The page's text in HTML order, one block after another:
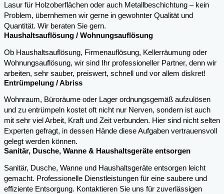
Lasur für Holzoberflächen oder auch Metallbeschichtung – kein
Problem, übernhemen wir gerne in gewohnter Qualität und
Quantität. Wir beraten Sie gern.
Haushaltsauflösung / Wohnungsauflösung
Ob Haushaltsauflösung, Firmenauflösung, Kellerräumung oder
Wohnungsauflösung, wir sind Ihr professioneller Partner, denn wir
arbeiten, sehr sauber, preiswert, schnell und vor allem diskret!
Entrümpelung / Abriss
Wohnraum, Büroräume oder Lager ordnungsgemäß aufzulösen
und zu entrümpeln kostet oft nicht nur Nerven, sondern ist auch
mit sehr viel Arbeit, Kraft und Zeit verbunden. Hier sind nicht selten
Experten gefragt, in dessen Hände diese Aufgaben vertrauensvoll
gelegt werden können.
Sanitär, Dusche, Wanne & Haushaltsgeräte entsorgen
Sanitär, Dusche, Wanne und Haushaltsgeräte entsorgen leicht
gemacht. Professionelle Dienstleistungen für eine saubere und
effiziente Entsorgung. Kontaktieren Sie uns für zuverlässigen